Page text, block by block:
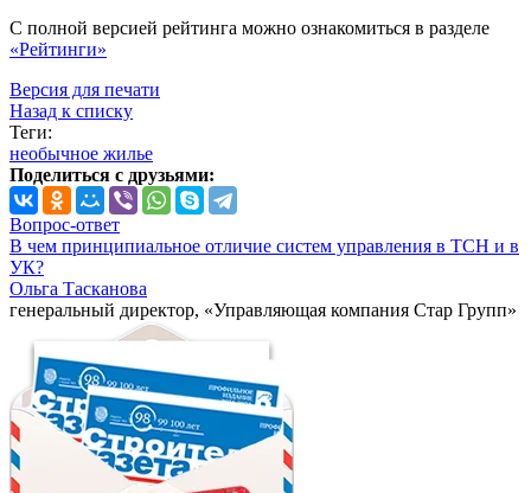
С полной версией рейтинга можно ознакомиться в разделе
«Рейтинги»
Версия для печати
Назад к списку
Теги:
необычное жилье
Поделиться с друзьями:
Вопрос-ответ
В чем принципиальное отличие систем управления в ТСН и в
УК?
Ольга Тасканова
генеральный директор, «Управляющая компания Стар Групп»